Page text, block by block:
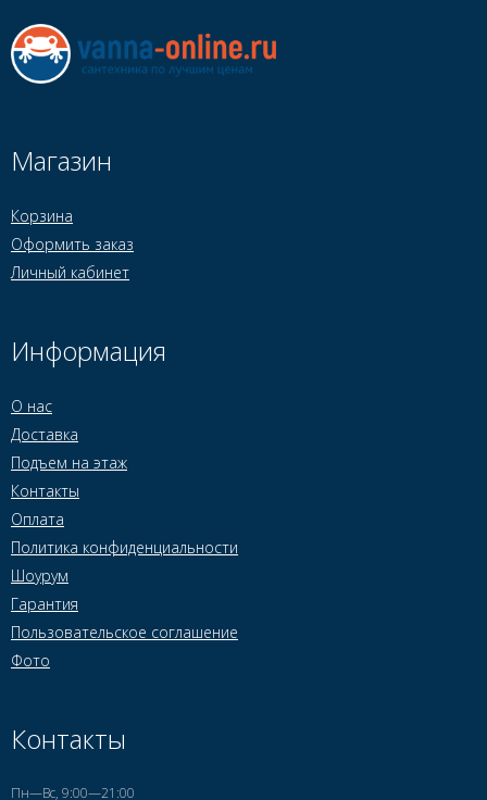
Магазин
Корзина
Оформить заказ
Личный кабинет
Информация
О нас
Доставка
Подъем на этаж
Контакты
Оплата
Политика конфиденциальности
Шоурум
Гарантия
Пользовательское соглашение
Фото
Контакты
Пн—Вс, 9:00—21:00